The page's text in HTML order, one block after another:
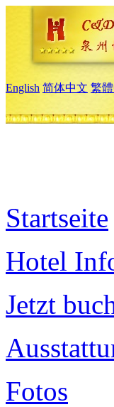
English 简体中文 繁
Startseite
Hotel
Jetzt
Fotos